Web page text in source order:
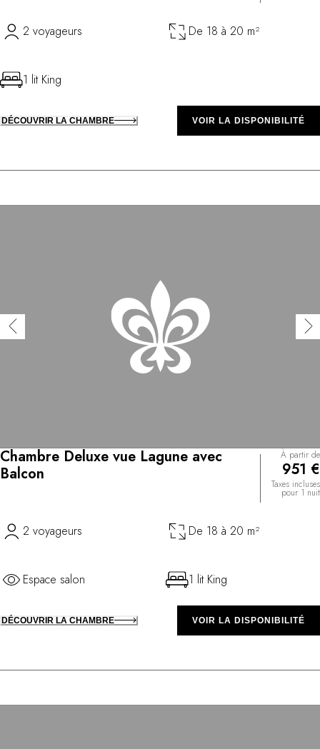
2 voyageurs De 18 à 20 m²
1 lit King
DÉCOUVRIR LA CHAMBRE VOIR LA DISPONIBILITÉ
Chambre Deluxe vue Lagune avec
Balcon
À partir de
951 €
Taxes incluses
pour 1 nuit
2 voyageurs De 18 à 20 m²
Espace salon 1 lit King
DÉCOUVRIR LA CHAMBRE VOIR LA DISPONIBILITÉ